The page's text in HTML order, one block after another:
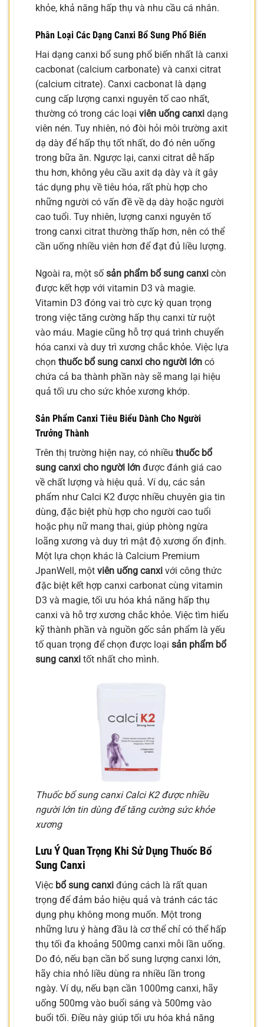
khỏe, khả năng hấp thụ và nhu cầu cá nhân.
Phân Loại Các Dạng Canxi Bổ Sung Phổ Biến
Hai dạng canxi bổ sung phổ biến nhất là canxi
cacbonat (calcium carbonate) và canxi citrat
(calcium citrate). Canxi cacbonat là dạng
cung cấp lượng canxi nguyên tố cao nhất,
thường có trong các loại viên uống canxi dạng
viên nén. Tuy nhiên, nó đòi hỏi môi trường axit
dạ dày để hấp thụ tốt nhất, do đó nên uống
trong bữa ăn. Ngược lại, canxi citrat dễ hấp
thu hơn, không yêu cầu axit dạ dày và ít gây
tác dụng phụ về tiêu hóa, rất phù hợp cho
những người có vấn đề về dạ dày hoặc người
cao tuổi. Tuy nhiên, lượng canxi nguyên tố
trong canxi citrat thường thấp hơn, nên có thể
cần uống nhiều viên hơn để đạt đủ liều lượng.
Ngoài ra, một sốsản phẩm bổ sung canxi còn
được kết hợp với vitamin D3 và magie.
Vitamin D3 đóng vai trò cực kỳ quan trọng
trong việc tăng cường hấp thụ canxi từ ruột
vào máu. Magie cũng hỗ trợ quá trình chuyển
hóa canxi và duy trì xương chắc khỏe. Việc lựa
chọn thuốc bổ sung canxi cho người lớn có
chứa cả ba thành phần này sẽ mang lại hiệu
quả tối ưu cho sức khỏe xương khớp.
Sản Phẩm Canxi Tiêu Biểu Dành Cho Người
Trưởng Thành
Trên thị trường hiện nay, có nhiều thuốc bổ
sung canxi cho người lớn được đánh giá cao
về chất lượng và hiệu quả. Ví dụ, các sản
phẩm như Calci K2 được nhiều chuyên gia tin
dùng, đặc biệt phù hợp cho người cao tuổi
hoặc phụ nữ mang thai, giúp phòng ngừa
loãng xương và duy trì mật độ xương ổn định.
Một lựa chọn khác là Calcium Premium
JpanWell, một viên uống canxi với công thức
đặc biệt kết hợp canxi carbonat cùng vitamin
D3 và magie, tối ưu hóa khả năng hấp thụ
canxi và hỗ trợ xương chắc khỏe. Việc tìm hiểu
kỹ thành phần và nguồn gốc sản phẩm là yếu
tố quan trọng để chọn được loại sản phẩm bổ
sung canxi tốt nhất cho mình.
Thuốc bổ sung canxi Calci K2 được nhiều
người lớn tin dùng để tăng cường sức khỏe
xương
Lưu Ý Quan Trọng Khi Sử Dụng Thuốc Bổ
Sung Canxi
Việc bổ sung canxi đúng cách là rất quan
trọng để đảm bảo hiệu quả và tránh các tác
dụng phụ không mong muốn. Một trong
những lưu ý hàng đầu là cơ thể chỉ có thể hấp
thụ tối đa khoảng 500mg canxi mỗi lần uống.
Do đó, nếu bạn cần bổ sung lượng canxi lớn,
hãy chia nhỏ liều dùng ra nhiều lần trong
ngày. Ví dụ, nếu bạn cần 1000mg canxi, hãy
uống 500mg vào buổi sáng và 500mg vào
buổi tối. Điều này giúp tối ưu hóa khả năng